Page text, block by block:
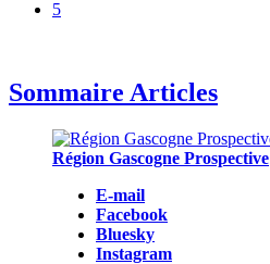
5
Sommaire Articles
Région Gascogne Prospective
E-mail
Facebook
Bluesky
Instagram